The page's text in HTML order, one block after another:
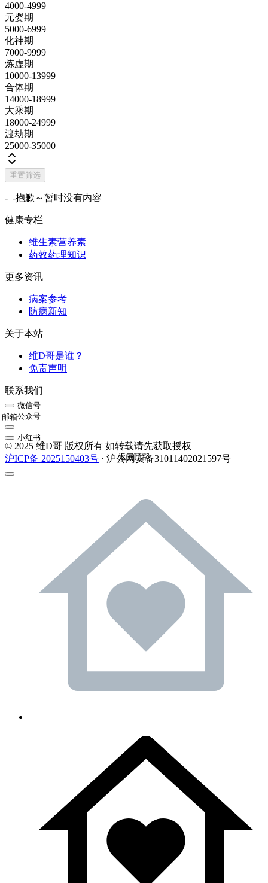
4000-4999
元婴期
5000-6999
化神期
7000-9999
炼虚期
10000-13999
合体期
14000-18999
大乘期
18000-24999
渡劫期
25000-35000
重置筛选
-_-抱歉～暂时没有内容
健康专栏
维生素营养素
药效药理知识
更多资讯
病案参考
防病新知
关于本站
维D哥是谁？
免责声明
联系我们
微信号
公众号
邮箱
小红书
© 2025 维D哥 版权所有 如转载请先获取授权
沪ICP备 2025150403号 · 沪公网安备31011402021597号
返回顶部